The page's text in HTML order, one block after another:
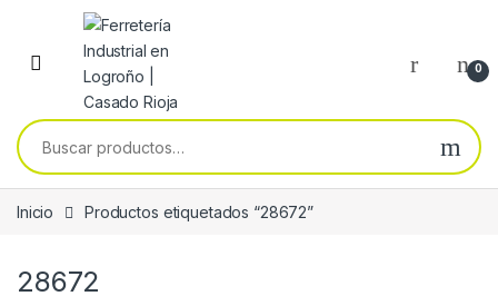
Skip to navigation
Skip to content
0
Buscar por:
Inicio Productos etiquetados “28672”
28672